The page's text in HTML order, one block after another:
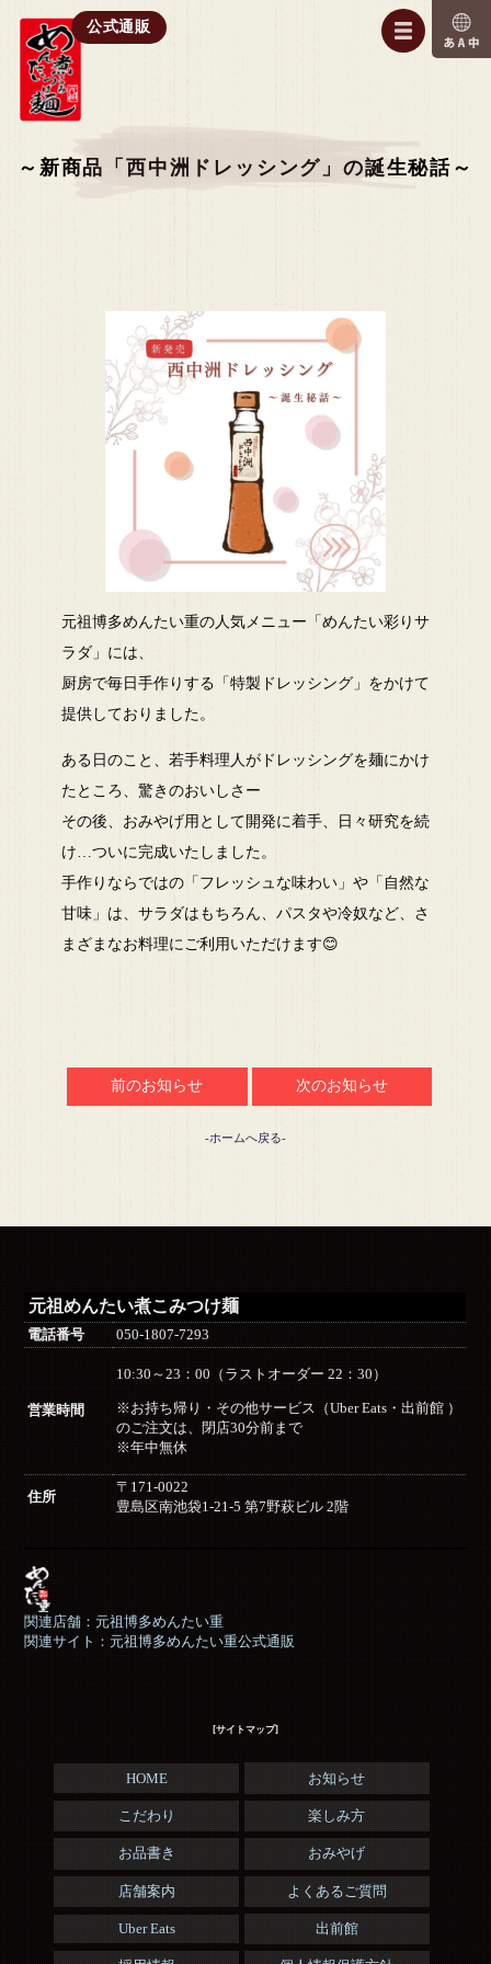
公式通販
～新商品「西中洲ドレッシング」の誕生秘話～
元祖博多めんたい重の人気メニュー「めんたい彩りサ
ラダ」には、
厨房で毎日手作りする「特製ドレッシング」をかけて
提供しておりました。
ある日のこと、若手料理人がドレッシングを麺にかけ
たところ、驚きのおいしさー
その後、おみやげ用として開発に着手、日々研究を続
け…ついに完成いたしました。
手作りならではの「フレッシュな味わい」や「自然な
甘味」は、サラダはもちろん、パスタや冷奴など、さ
まざまなお料理にご利用いただけます😊
前のお知らせ 次のお知らせ
-ホームへ戻る-
元祖めんたい煮こみつけ麺
電話番号 050-1807-7293
営業時間
10:30～23：00（ラストオーダー 22：30）
※お持ち帰り・その他サービス（Uber Eats・出前館 ）
のご注文は、閉店30分前まで
※年中無休
住所
〒171-0022
豊島区南池袋1-21-5 第7野萩ビル 2階
関連店舗：元祖博多めんたい重
関連サイト：元祖博多めんたい重公式通販
[サイトマップ]
HOME お知らせ
こだわり 楽しみ方
お品書き おみやげ
店舗案内 よくあるご質問
Uber Eats 出前館